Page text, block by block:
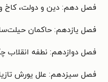
فصل دهم: دین و دولت، کاخ و
فصل یازدهم: حاکمان
فصل دوازدهم: نطفه انقلاب
فصل سیزدهم: علل یورش